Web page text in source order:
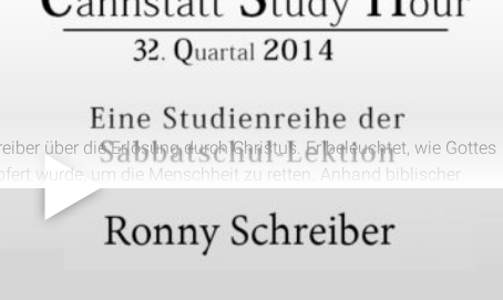
über die Erlösung durch Christus. Er beleuchtet, wie Gottes
wurde, um die Menschheit zu retten. Anhand biblischer
ein Geschenk Gottes ist, das durch Glauben an Jesus
von Demut, die Erkenntnis der eigenen Sündhaftigkeit
Jesu.
alles anzeigen